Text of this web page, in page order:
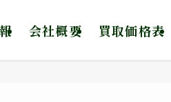
会社概要 買取価格表